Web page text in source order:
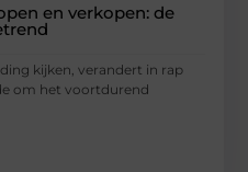
en verkopen: de
kijken, verandert in rap
om het voortdurend